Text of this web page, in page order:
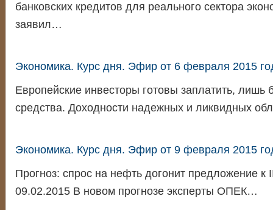
банковских кредитов для реального сектора
заявил…
Экономика. Курс дня. Эфир от 6 февраля 2015
Европейские инвесторы готовы заплатить, лишь
средства. Доходности надежных и ликвидных
Экономика. Курс дня. Эфир от 9 февраля 2015
Прогноз: спрос на нефть догонит предложение к
09.02.2015 В новом прогнозе эксперты ОПЕК…